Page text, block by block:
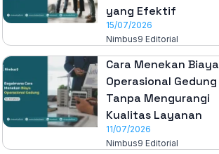
yang Efektif
15/07/2026
Nimbus9 Editorial
Cara Menekan Biaya
Operasional Gedung
Tanpa Mengurangi
Kualitas Layanan
11/07/2026
Nimbus9 Editorial